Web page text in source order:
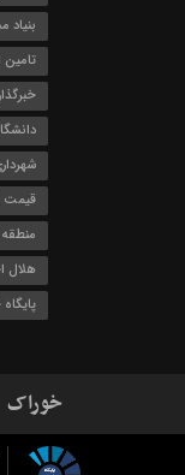
بنیاد
تامین
قیمت
منطقه
هلال
خوراک